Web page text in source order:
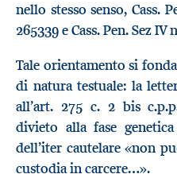
nello stesso senso, Cass.
265339 e Cass. Pen. Sez
Tale orientamento si
di natura testuale: la
all’art. 275 c. 2 bis
divieto alla fase
dell’iter cautelare «non
custodia in carcere…».